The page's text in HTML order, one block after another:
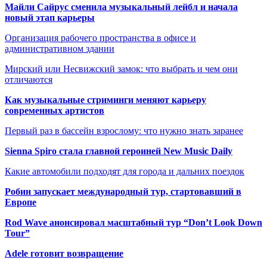
Майли Сайрус сменила музыкальный лейбл и начала
новый этап карьеры
Организация рабочего пространства в офисе и
административном здании
Мирский или Несвижский замок: что выбрать и чем они
отличаются
Как музыкальные стриминги меняют карьеру
современных артистов
Первый раз в бассейн взрослому: что нужно знать заранее
Sienna Spiro стала главной героиней New Music Daily
Какие автомобили подходят для города и дальних поездок
Робин запускает международный тур, стартовавший в
Европе
Rod Wave анонсировал масштабный тур “Don’t Look Down
Tour”
Adele готовит возвращение